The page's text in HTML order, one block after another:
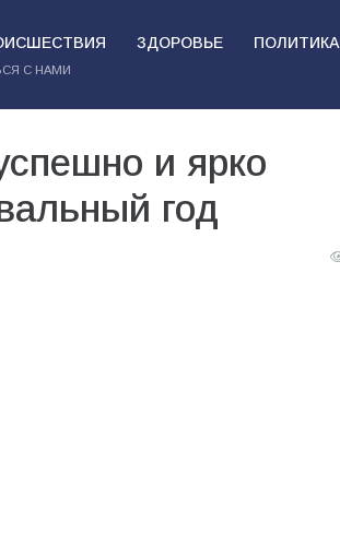
ЗДОРОВЬЕ ПОЛИТИКА
С НАМИ
и ярко
год